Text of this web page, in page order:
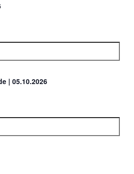
| 05.10.2026